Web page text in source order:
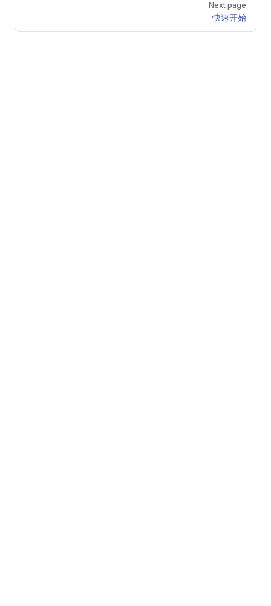
Next page
快速开始